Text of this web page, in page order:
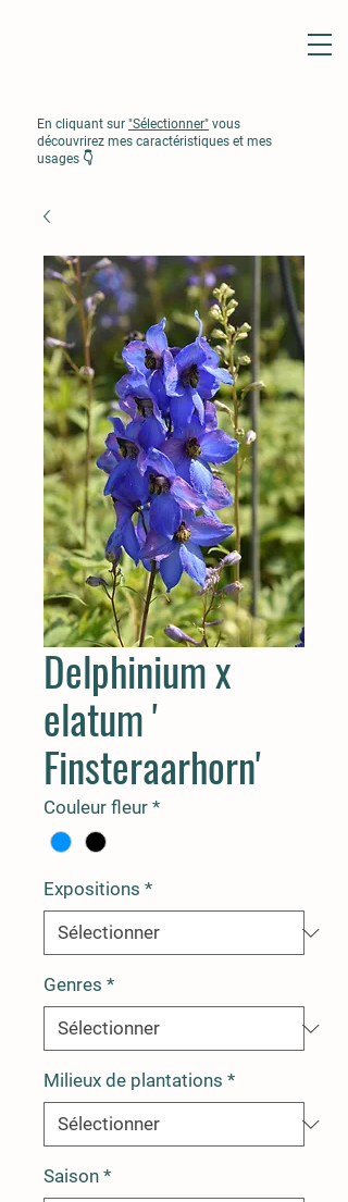
En cliquant sur "Sélectionner" vous
découvrirez mes caractéristiques et mes
usages 👇
Delphinium x
elatum '
Finsteraarhorn'
Couleur fleur *
Expositions *
Genres *
Milieux de plantations *
Saison *